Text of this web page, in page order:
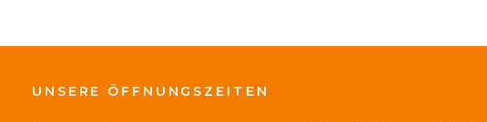
UNSERE ÖFFNUNGSZEITEN